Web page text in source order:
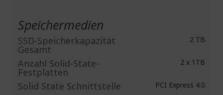
Speichermedien
SSD-Speicherkapazität
Gesamt
2 TB
Anzahl Solid-State-
Festplatten
2 x 1TB
Solid State Schnittstelle PCI Express 4.0